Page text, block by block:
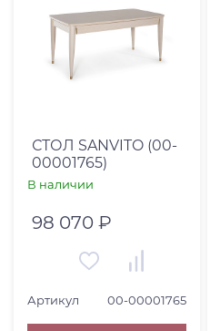
СТОЛ SANVITO (00-
00001765)
В наличии
98 070 ₽
Артикул 00-00001765